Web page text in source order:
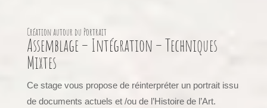
Création autour du Portrait
Assemblage – Intégration – Techniques
Mixtes
Ce stage vous propose de réinterpréter un portrait issu
de documents actuels et /ou de l’Histoire de l’Art.